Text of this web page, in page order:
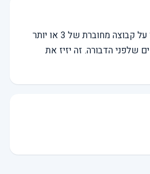
ספקו את הדבש לדוב. לחצו על קבוצה מחוברת של 3 או יותר
שלפני הדבורה. זה יזיז את